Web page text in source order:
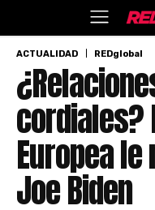
ACTUALIDAD REDglobal
cordiales?
Europea
Joe Biden